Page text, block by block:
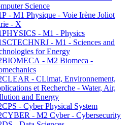
Science
- M1 Physique - Voie Irène Joliot
- X
- M1 - Physics
- M1 - Sciences and
for Energy
- M2 Biomeca -
- CLimat, Environnement,
et Recherche - Water, Air,
and Energy
- Cyber Physical System
- M2 Cyber - Cybersecurity